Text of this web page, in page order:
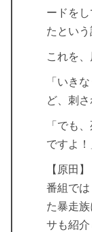
ードを
たという
これを、
「いき
ど、刺さ
「でも
ですよ！
【原田】
番組で
た暴走
サも紹